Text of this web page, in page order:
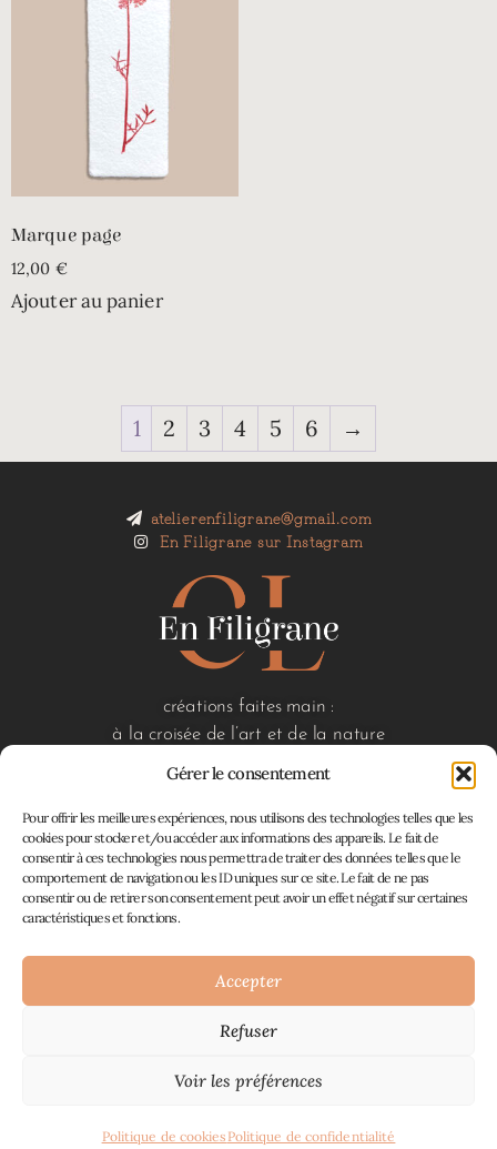
Gérer le consentement
Pour offrir les meilleures expériences, nous utilisons des technologies telles que les
cookies pour stocker et/ou accéder aux informations des appareils. Le fait de
consentir à ces technologies nous permettra de traiter des données telles que le
comportement de navigation ou les ID uniques sur ce site. Le fait de ne pas
consentir ou de retirer son consentement peut avoir un effet négatif sur certaines
caractéristiques et fonctions.
Accepter
Refuser
Voir les préférences
Politique de cookies Politique de confidentialité
Marque page
12,00 €
Ajouter au panier
1 2 3 4 5 6 →
atelierenfiligrane@gmail.com
En Filigrane sur Instagram
créations faites main :
à la croisée de l’art et de la nature
liens utiles
accueil
boutique
mon panier
Atelier En Filigrane © 2026
Mentions Légales | Plan du site
Politique de confidentialité
Politique de cookies